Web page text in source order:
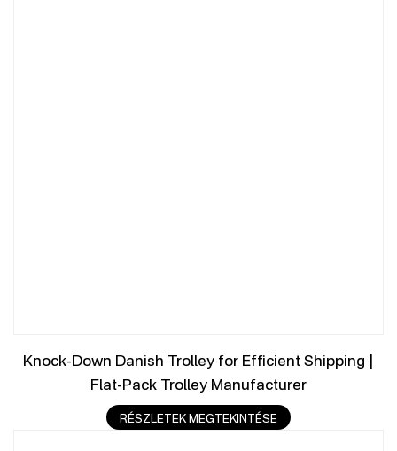
Knock-Down Danish Trolley for Efficient Shipping |
Flat-Pack Trolley Manufacturer
RÉSZLETEK MEGTEKINTÉSE